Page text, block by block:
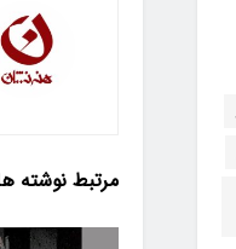
مرتبطنوشته